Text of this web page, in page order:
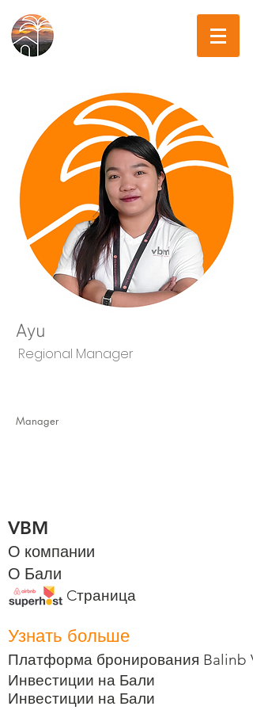
Ayu
Regional Manager
Manager
VBM
О компании
О Бали
Cтраница
Узнать больше
Платформа бронирования Balinb
Инвестиции на Бали
Инвестиции на Бали